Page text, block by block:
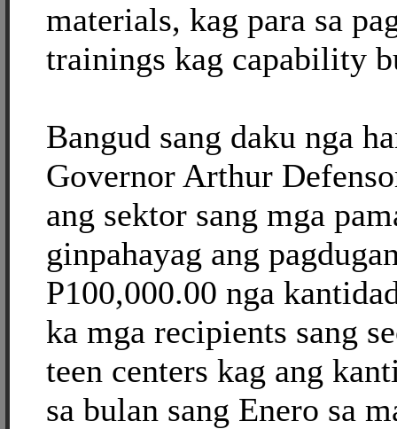
materials, kag para sa
trainings kag capability
Bangud sang daku nga
Governor Arthur
ang sektor sang mga
ginpahayag ang
P100,000.00 nga
ka mga recipients sang
teen centers kag ang
sa bulan sang Enero sa